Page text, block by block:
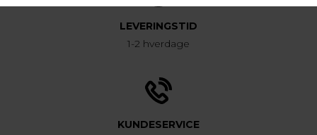
LEVERINGSTID
1-2 hverdage
KUNDESERVICE